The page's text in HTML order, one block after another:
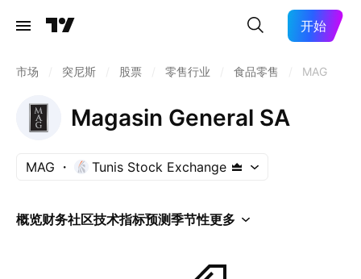
开始
市场 突尼斯 股票 零售行业 食品零售 MAG
Magasin General SA
MAG Tunis Stock Exchange
概览财务社区技术指标预测季节性更多